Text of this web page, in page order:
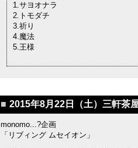
1.サヨオナラ
2.トモダチ
3.祈り
4.魔法
5.王様
■ 2015年8月22日（土）三軒茶
monomo...?企画
「リブィング ムセイオン」